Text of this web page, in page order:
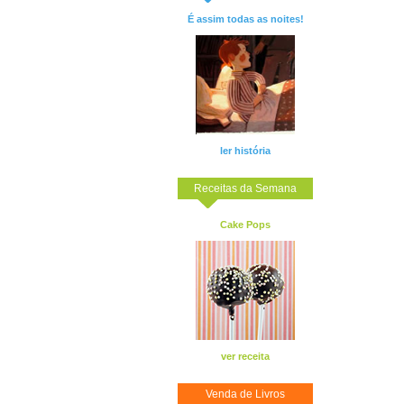
É assim todas as noites!
ler história
Receitas da Semana
Cake Pops
ver receita
Venda de Livros